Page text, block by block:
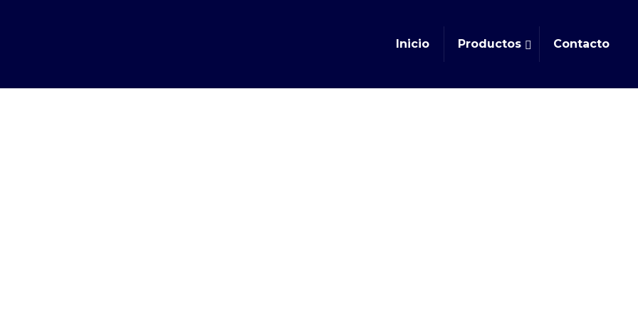
Inicio Productos Contacto